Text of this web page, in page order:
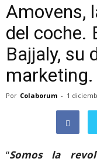
Amovens,
del coche.
Bajjaly, su
marketing.
Por Colaborum - 1
“Somos la